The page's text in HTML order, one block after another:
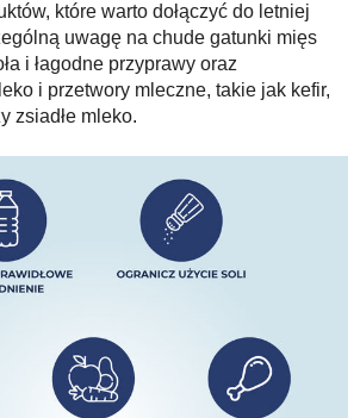
które warto dołączyć do letniej
uwagę na chude gatunki mięs
i łagodne przyprawy oraz
i przetwory mleczne, takie jak kefir,
zsiadłe mleko.